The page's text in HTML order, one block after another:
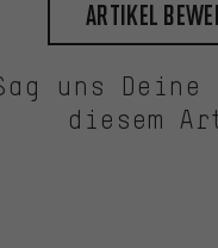
Artikel
uns Deine
diesem